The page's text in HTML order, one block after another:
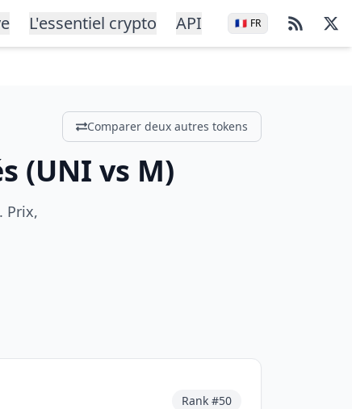
L'essentiel crypto API 🇫🇷 FR
Comparer deux autres tokens
(UNI vs M)
Prix,
Rank #50